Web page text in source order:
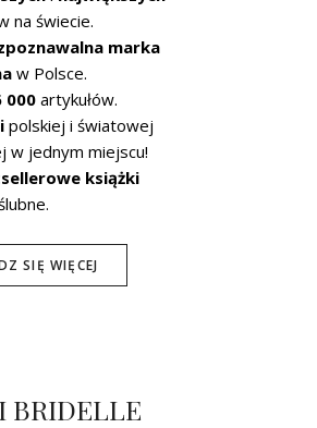
na świecie.
marka
w Polsce.
000artykułów.
polskiej i światowej
w jednym miejscu!
książki
SIĘ WIĘCEJ
BRIDELLE